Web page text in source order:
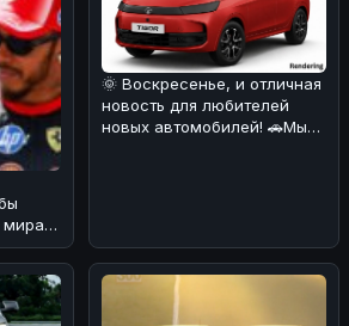
мира
🌞 Воскресенье, и отличная
новость для любителей
новых автомобилей! 🚗Мы